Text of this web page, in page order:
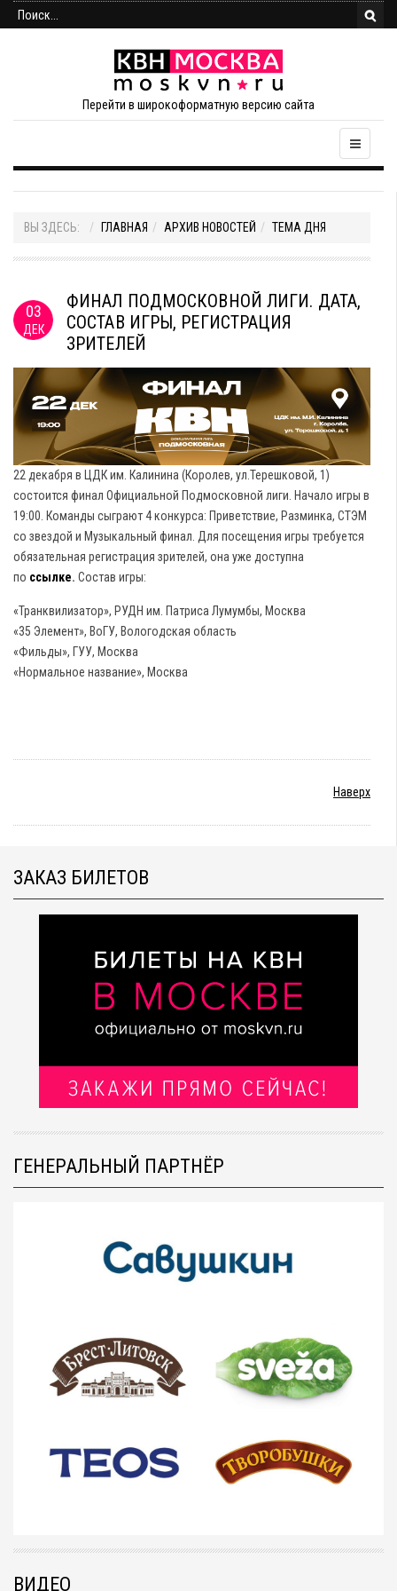
Перейти в широкоформатную версию сайта
ВЫ ЗДЕСЬ: ГЛАВНАЯ АРХИВ НОВОСТЕЙ ТЕМА ДНЯ
03
ДЕК
ФИНАЛ ПОДМОСКОВНОЙ ЛИГИ. ДАТА,
СОСТАВ ИГРЫ, РЕГИСТРАЦИЯ
ЗРИТЕЛЕЙ
22 декабря в ЦДК им. Калинина (Королев, ул.Терешковой, 1)
состоится финал Официальной Подмосковной лиги. Начало игры в
19:00. Команды сыграют 4 конкурса: Приветствие, Разминка, СТЭМ
со звездой и Музыкальный финал. Для посещения игры требуется
обязательная регистрация зрителей, она уже доступна
по ссылке. Состав игры:
«Транквилизатор», РУДН им. Патриса Лумумбы, Москва
«35 Элемент», ВоГУ, Вологодская область
«Фильды», ГУУ, Москва
«Нормальное название», Москва
Наверх
ЗАКАЗ БИЛЕТОВ
ГЕНЕРАЛЬНЫЙ ПАРТНЁР
ВИДЕО